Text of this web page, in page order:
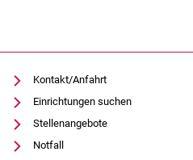
Kontakt/Anfahrt
Einrichtungen suchen
Stellenangebote
Notfall